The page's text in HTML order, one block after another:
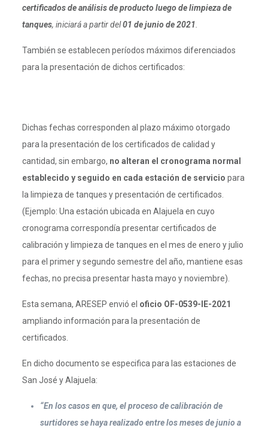
certificados de análisis de producto luego de limpieza de
tanques, iniciará a partir del01 de junio de 2021
También se establecen períodos máximos diferenciados
para la presentación de dichos certificados:
Dichas fechas corresponden al plazo máximo otorgado
para la presentación de los certificados de calidad y
cantidad, sin embargo, no alteran el cronograma normal
establecido y seguido en cada estación de servicio para
la limpieza de tanques y presentación de certificados.
(Ejemplo: Una estación ubicada en Alajuela en cuyo
cronograma correspondía presentar certificados de
calibración y limpieza de tanques en el mes de enero y julio
para el primer y segundo semestre del año, mantiene esas
fechas, no precisa presentar hasta mayo y noviembre).
Esta semana, ARESEP envió el oficio OF-0539-IE-2021
ampliando información para la presentación de
certificados.
En dicho documento se especifica para las estaciones de
San José y Alajuela:
“En los casos en que, el proceso de calibración de
surtidores se haya realizado entre los meses de junio a